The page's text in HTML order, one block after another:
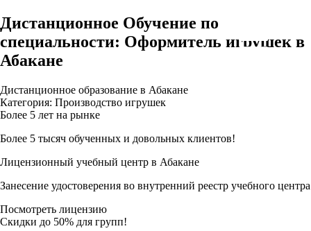
Дистанционное Обучение по
специальности: Оформитель игрушек в
Абакане
Дистанционное образование в Абакане
Категория: Производство игрушек
Более 5 лет на рынке
Более 5 тысяч обученных и довольных клиентов!
Лицензионный учебный центр в Абакане
Занесение удостоверения во внутренний реестр учебного центра
Посмотреть лицензию
Скидки до 50% для групп!